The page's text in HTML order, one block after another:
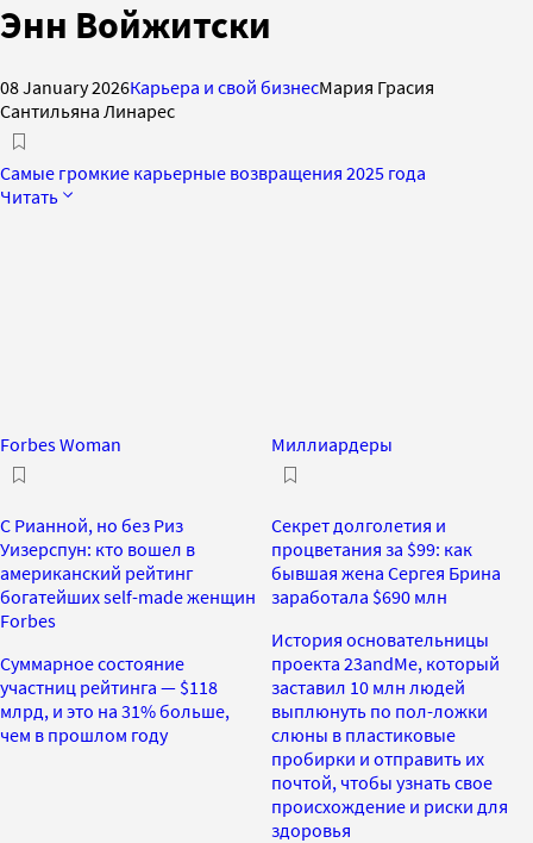
Энн Войжитски
08 January 2026Карьера и свой бизнесМария Грасия
Сантильяна Линарес
Самые громкие карьерные возвращения 2025 года
Читать
Forbes Woman
С Рианной, но без Риз
Уизерспун: кто вошел в
американский рейтинг
богатейших self-made женщин
Forbes
Суммарное состояние
участниц рейтинга — $118
млрд, и это на 31% больше,
чем в прошлом году
Миллиардеры
Секрет долголетия и
процветания за $99: как
бывшая жена Сергея Брина
заработала $690 млн
История основательницы
проекта 23andMe, который
заставил 10 млн людей
выплюнуть по пол-ложки
слюны в пластиковые
пробирки и отправить их
почтой, чтобы узнать свое
происхождение и риски для
здоровья